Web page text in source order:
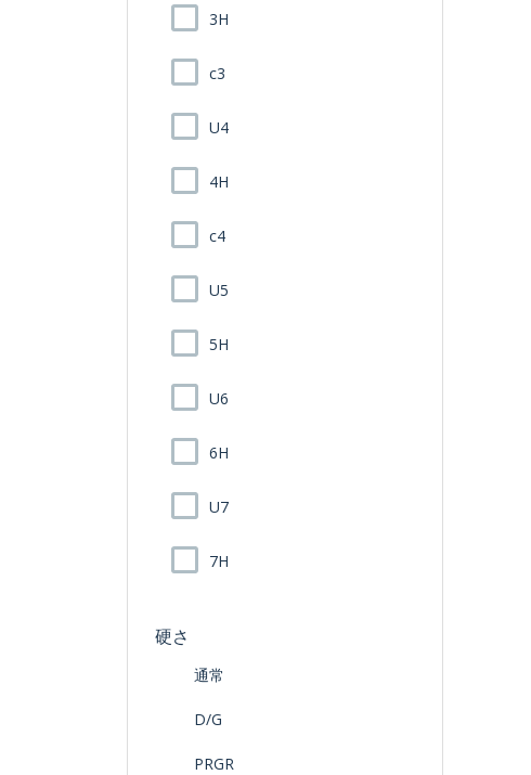
3H
c3
U4
4H
c4
U5
5H
U6
6H
U7
7H
硬さ
通常
D/G
PRGR